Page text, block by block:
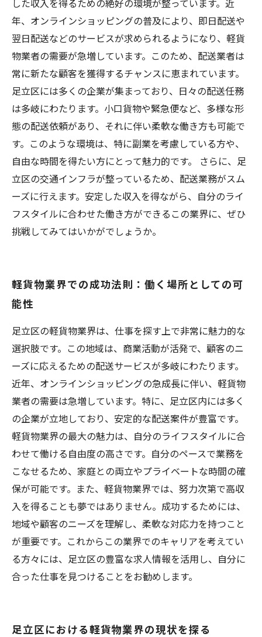
した収入を得るための絶好の環境が整っています。近
年、オンラインショッピングの普及により、即日配送や
翌日配送などのサービスが求められるようになり、軽貨
物業者の需要が急増しています。このため、配送業者は
常に新たな顧客を獲得するチャンスに恵まれています。
足立区には多くの企業が集まっており、日々の配送任務
は多岐にわたります。小口貨物や緊急便など、多様な形
態の配送依頼があり、それに伴い柔軟な働き方も可能で
す。このような環境は、特に副業を考慮している方や、
自由な時間を得たい方にとって魅力的です。 さらに、足
立区の交通インフラが整っているため、配送業務がスム
ーズに行えます。安定した収入を得ながら、自分のライ
フスタイルに合わせた働き方ができるこの業界に、ぜひ
挑戦してみてはいかがでしょうか。
軽貨物業界での成功法則：働く場所としての可
能性
足立区の軽貨物業界は、仕事を探す上で非常に魅力的な
選択肢です。この地域は、商業活動が活発で、顧客のニ
ーズに応えるための配送サービスが多岐にわたります。
近年、オンラインショッピングの急成長に伴い、軽貨物
業者の需要は急増しています。特に、足立区内には多く
の企業が立地しており、安定的な配送案件が豊富です。
軽貨物業界の最大の魅力は、自分のライフスタイルに合
わせて働ける自由度の高さです。自分のペースで業務を
こなせるため、家庭との両立やプライベートな時間の確
保が可能です。また、軽貨物業界では、努力次第で高収
入を得ることも夢ではありません。成功するためには、
地域や顧客のニーズを理解し、柔軟な対応力を持つこと
が重要です。これからこの業界でのキャリアを考えてい
る方々には、足立区の豊富な求人情報を活用し、自分に
合った仕事を見つけることをお勧めします。
足立区における軽貨物業界の現状を探る